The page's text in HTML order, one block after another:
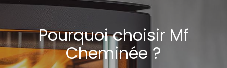
Pourquoi choisir Mf
Cheminée ?